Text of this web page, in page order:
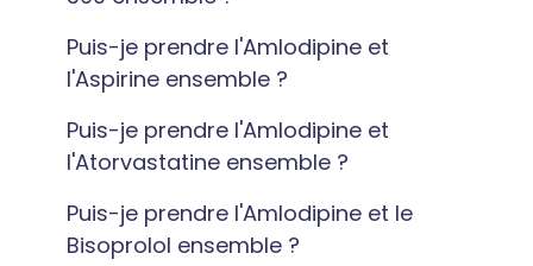
Puis-je prendre l'Amlodipine et
l'Aspirine ensemble ?
Puis-je prendre l'Amlodipine et
l'Atorvastatine ensemble ?
Puis-je prendre l'Amlodipine et le
Bisoprolol ensemble ?